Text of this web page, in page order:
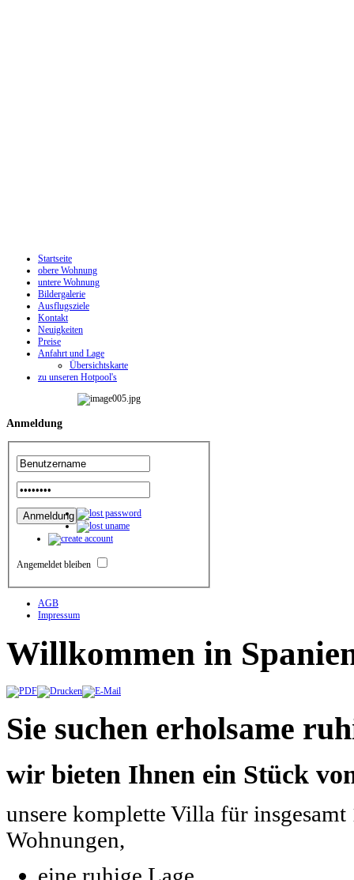
Startseite
obere Wohnung
untere Wohnung
Bildergalerie
Ausflugsziele
Kontakt
Neuigkeiten
Preise
Anfahrt und Lage
Übersichtskarte
zu unseren Hotpool's
Anmeldung
Angemeldet bleiben
AGB
Impressum
Willkommen in
Sie suchen erholsame
wir bieten Ihnen ein Stück
unsere komplette Villa für
Wohnungen,